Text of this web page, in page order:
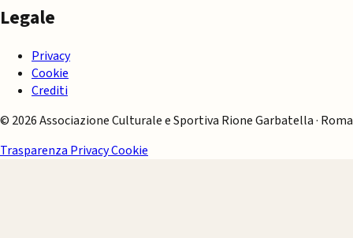
Legale
Privacy
Cookie
Crediti
© 2026 Associazione Culturale e Sportiva Rione Garbatella · Roma
Trasparenza PrivacyCookie